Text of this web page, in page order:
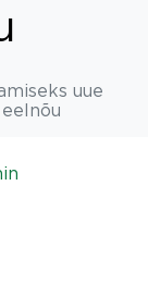
uue